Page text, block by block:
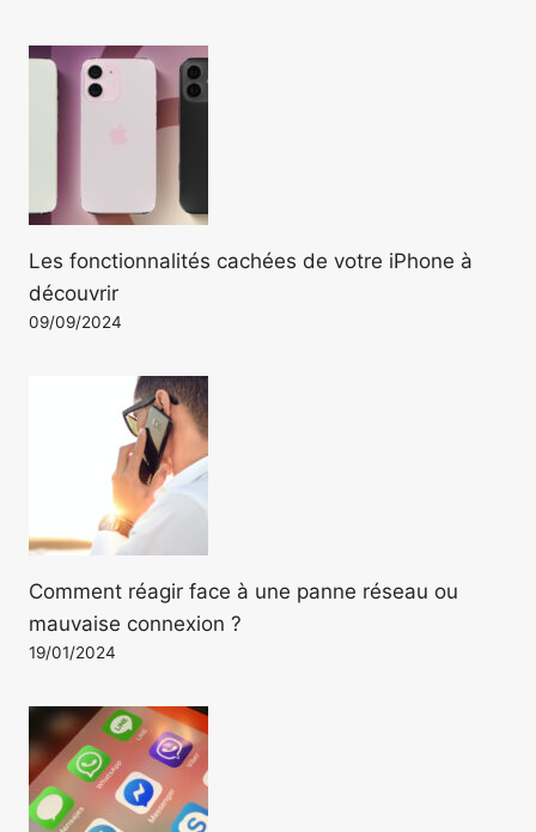
Les fonctionnalités cachées de votre iPhone à
découvrir
09/09/2024
Comment réagir face à une panne réseau ou
mauvaise connexion ?
19/01/2024